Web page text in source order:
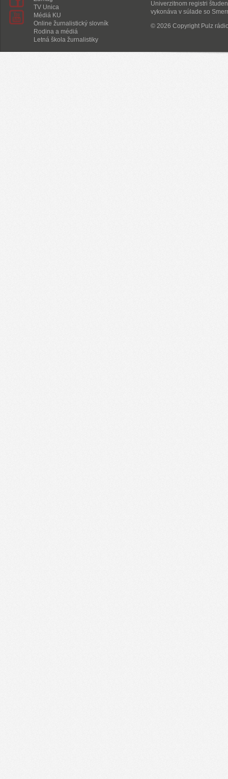
TV Unica
Médiá KU
Online žurnalistický slovník
Rodina a médiá
Letná škola žurnalistiky
Univerzitnom registri
vykonáva v súlade so
© 2026 Copyright Pulz